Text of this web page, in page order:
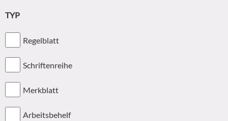
TYP
Regelblatt
Schriftenreihe
Merkblatt
Arbeitsbehelf